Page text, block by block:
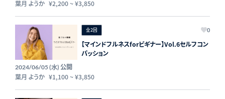
葉月 ようか ¥2,200~¥3,850
全2回 0
【マインドフルネスforビギナー】Vol.6セルフコン
パッション
2024/06/05 (水) 公開
葉月 ようか ¥1,100~¥3,850